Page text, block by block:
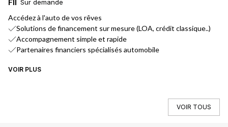
Sur demande
Accédez à l'auto de vos rêves
Solutions de financement sur mesure (LOA, crédit classique..)
Accompagnement simple et rapide
Partenaires financiers spécialisés automobile
VOIR PLUS
VOIR TOUS